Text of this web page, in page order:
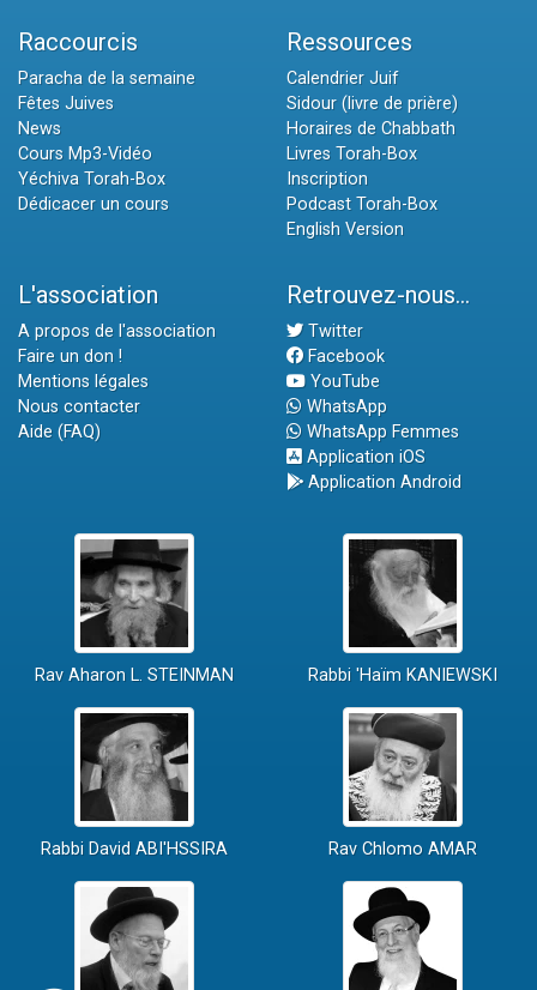
Raccourcis
Paracha de la semaine
Fêtes Juives
News
Cours Mp3-Vidéo
Yéchiva Torah-Box
Dédicacer un cours
Ressources
Calendrier Juif
Sidour (livre de prière)
Horaires de Chabbath
Livres Torah-Box
Inscription
Podcast Torah-Box
English Version
L'association
A propos de l'association
Faire un don !
Mentions légales
Nous contacter
Aide (FAQ)
Retrouvez-nous...
Twitter
Facebook
YouTube
WhatsApp
WhatsApp Femmes
Application iOS
Application Android
Rav Aharon L. STEINMAN Rabbi 'Haïm KANIEWSKI
Rabbi David ABI'HSSIRA Rav Chlomo AMAR